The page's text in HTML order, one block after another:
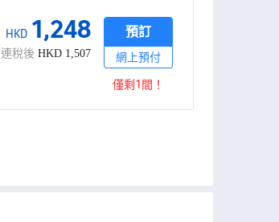
HKD 1,248
連稅後 HKD 1,507
預訂
網上預付
僅剩1間！